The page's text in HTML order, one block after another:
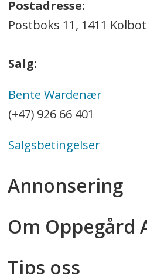
Postadresse:
Postboks 11, 1411
Salg:
Bente Wardenær
(+47) 926 66 401
Salgsbetingelser
Annonsering
Om Oppegård
Tips oss